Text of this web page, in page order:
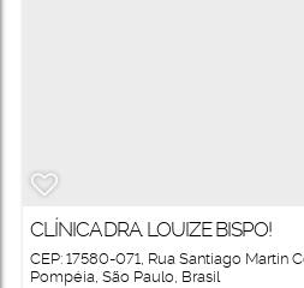
CLÍNICA DRA. LOUIZE BISPO!
CEP: 17580-071, Rua Santiago Martin
Pompéia, São Paulo, Brasil